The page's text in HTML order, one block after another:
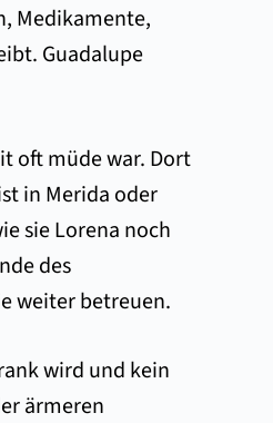
Medikamente,
Guadalupe
oft müde war. Dort
in Merida oder
sie Lorena noch
des
weiter betreuen.
wird und kein
ärmeren